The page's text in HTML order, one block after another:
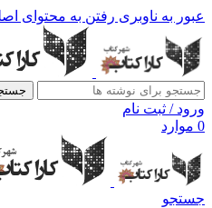
عبور به ناوبری رفتن به محتوای
ورود / ثبت نام
0 موارد
جستجو